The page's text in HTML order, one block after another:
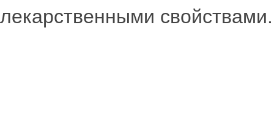
лекарственными свойствами.